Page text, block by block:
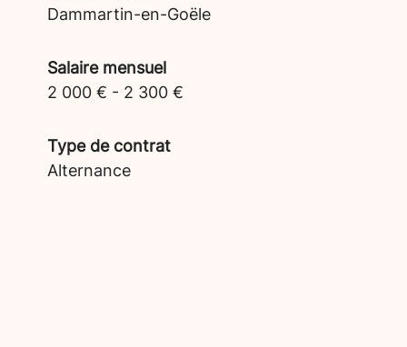
Dammartin-en-Goële
Salaire mensuel
2 000 € - 2 300 €
Type de contrat
Alternance